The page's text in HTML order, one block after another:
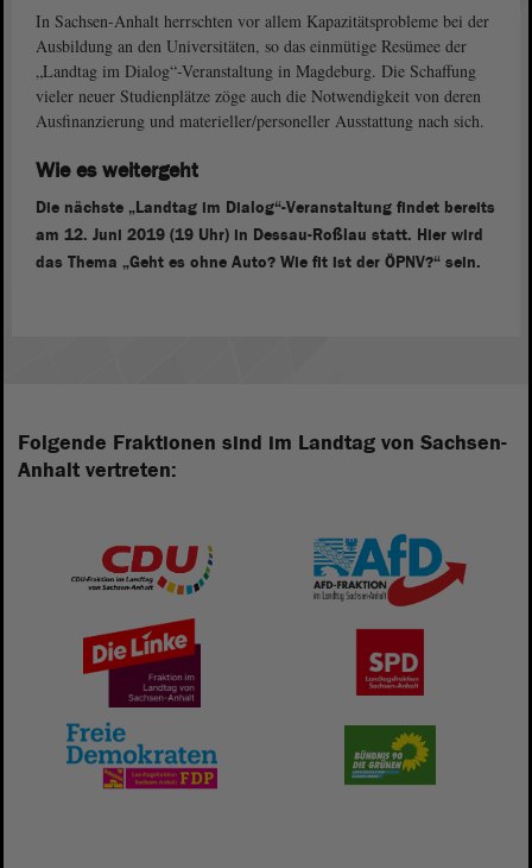
In Sachsen-Anhalt herrschten vor allem Kapazitätsprobleme bei der
Ausbildung an den Universitäten, so das einmütige Resümee der
„Landtag im Dialog“-Veranstaltung in Magdeburg. Die Schaffung
vieler neuer Studienplätze zöge auch die Notwendigkeit von deren
Ausfinanzierung und materieller/personeller Ausstattung nach sich.
Wie es weitergeht
Die nächste „Landtag im Dialog“-Veranstaltung findet bereits
am 12. Juni 2019 (19 Uhr) in Dessau-Roßlau statt. Hier wird
das Thema „Geht es ohne Auto? Wie fit ist der ÖPNV?“ sein.
Folgende Fraktionen sind im Landtag von Sachsen-
Anhalt vertreten: